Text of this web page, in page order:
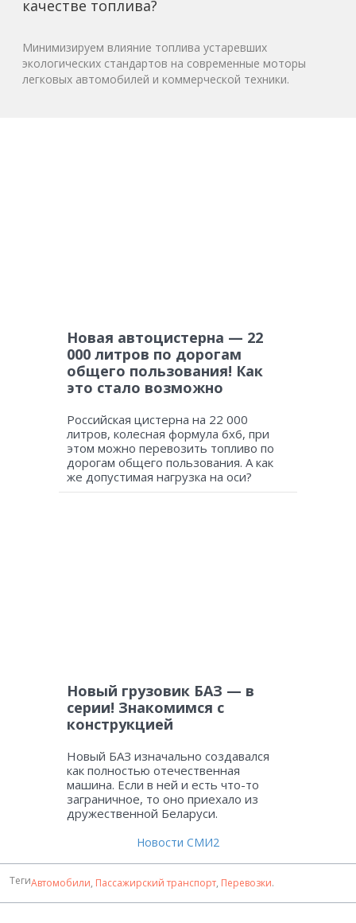
качестве топлива?
Минимизируем влияние топлива устаревших
экологических стандартов на современные моторы
легковых автомобилей и коммерческой техники.
Новая автоцистерна — 22
000 литров по дорогам
общего пользования! Как
это стало возможно
Российская цистерна на 22 000
литров, колесная формула 6х6, при
этом можно перевозить топливо по
дорогам общего пользования. А как
же допустимая нагрузка на оси?
Новый грузовик БАЗ — в
серии! Знакомимся с
конструкцией
Новый БАЗ изначально создавался
как полностью отечественная
машина. Если в ней и есть что-то
заграничное, то оно приехало из
дружественной Беларуси.
Новости СМИ2
ТегиАвтомобили, Пассажирский транспорт, Перевозки.